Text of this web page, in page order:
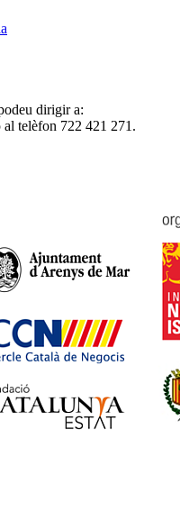
dirigir a:
al telèfon 722 421 271.